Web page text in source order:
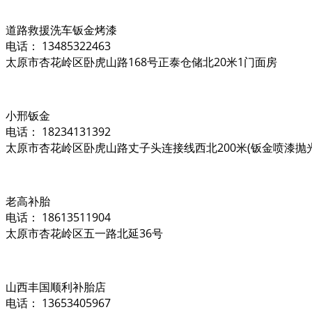
道路救援洗车钣金烤漆
电话： 13485322463
太原市杏花岭区卧虎山路168号正泰仓储北20米1门面房
小邢钣金
电话： 18234131392
太原市杏花岭区卧虎山路丈子头连接线西北200米(钣金喷漆抛
老高补胎
电话： 18613511904
太原市杏花岭区五一路北延36号
山西丰国顺利补胎店
电话： 13653405967